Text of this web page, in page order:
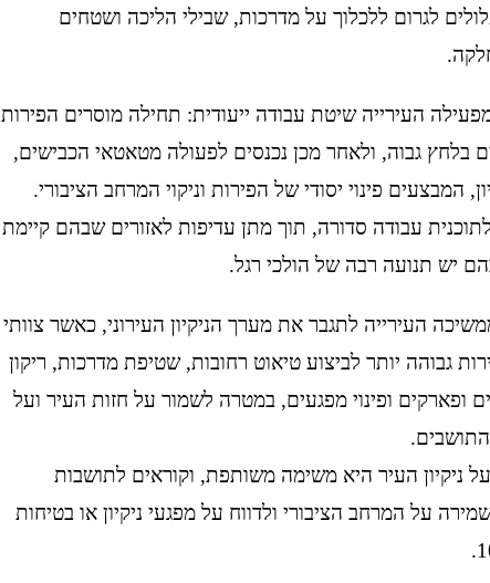
לגרום ללכלוך על מדרכות, שבילי הליכה ושטחים
העירייה שיטת עבודה ייעודית: תחילה מוסרים הפירות
בלחץ גבוה, ולאחר מכן נכנסים לפעולה מטאטאי הכבישים,
המבצעים פינוי יסודי של הפירות וניקוי המרחב הציבורי.
עבודה סדורה, תוך מתן עדיפות לאזורים שבהם קיימת
יש תנועה רבה של הולכי רגל.
העירייה לתגבר את מערך הניקיון העירוני, כאשר צוותי
גבוהה יותר לביצוע טיאוט רחובות, שטיפת מדרכות, ריקון
ופארקים ופינוי מפגעים, במטרה לשמור על חזות העיר ועל
ניקיון העיר היא משימה משותפת, וקוראים לתושבות
על המרחב הציבורי ולדווח על מפגעי ניקיון או בטיחות